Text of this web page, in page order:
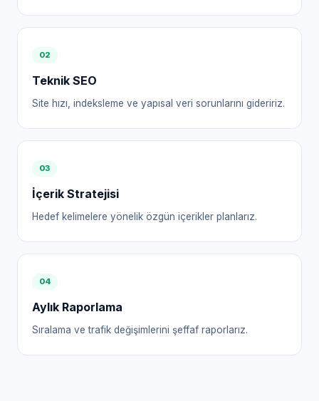
02
Teknik SEO
Site hızı, indeksleme ve yapısal veri sorunlarını gideririz.
03
İçerik Stratejisi
Hedef kelimelere yönelik özgün içerikler planlarız.
04
Aylık Raporlama
Sıralama ve trafik değişimlerini şeffaf raporlarız.